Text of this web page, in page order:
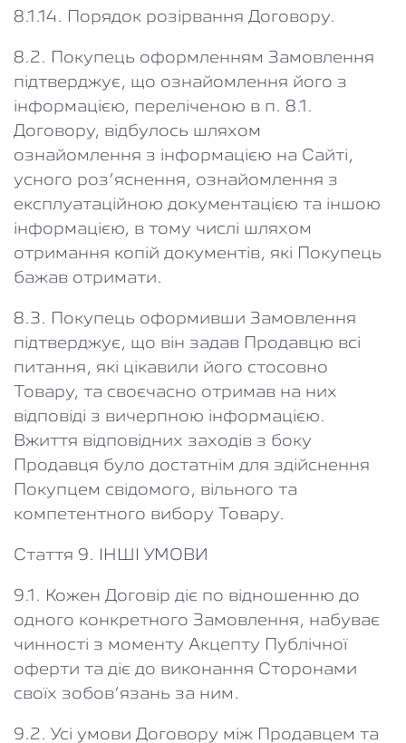
8.1.14. Порядок розірвання Договору.
8.2. Покупець оформленням Замовлення
підтверджує, що ознайомлення його з
інформацією, переліченою в п. 8.1.
Договору, відбулось шляхом
ознайомлення з інформацією на Сайті,
усного роз’яснення, ознайомлення з
експлуатаційною документацією та іншою
інформацією, в тому числі шляхом
отримання копій документів, які Покупець
бажав отримати.
8.3. Покупець оформивши Замовлення
підтверджує, що він задав Продавцю всі
питання, які цікавили його стосовно
Товару, та своєчасно отримав на них
відповіді з вичерпною інформацією.
Вжиття відповідних заходів з боку
Продавця було достатнім для здійснення
Покупцем свідомого, вільного та
компетентного вибору Товару.
Стаття 9. ІНШІ УМОВИ
9.1. Кожен Договір діє по відношенню до
одного конкретного Замовлення, набуває
чинності з моменту Акцепту Публічної
оферти та діє до виконання Сторонами
своїх зобов’язань за ним.
9.2. Усі умови Договору між Продавцем та